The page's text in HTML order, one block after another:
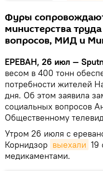
Фуры
министерства
вопросов, МИД и
ЕРЕВАН, 26 июл —
весом в 400 тонн
потребности жителей
дня. Об этом заявила
социальных вопросов
Общественному
Утром 26 июля с
Корнидзор выехали 19
медикаментами.